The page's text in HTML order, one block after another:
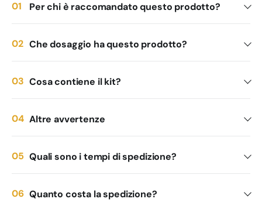
Per chi è raccomandato questo prodotto?
Che dosaggio ha questo prodotto?
Cosa contiene il kit?
Altre avvertenze
Quali sono i tempi di spedizione?
Quanto costa la spedizione?